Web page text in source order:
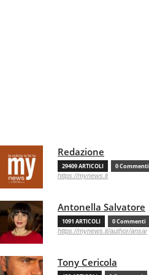
Redazione
29409 ARTICOLI 0 Commenti
https://mynews.it
Antonella Salvatore
1091 ARTICOLI 0 Commenti
https://mynews.it/author/ansa/
Tony Cericola